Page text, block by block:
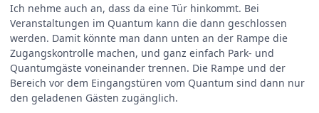
Ich nehme auch an, dass da eine Tür hinkommt. Bei
Veranstaltungen im Quantum kann die dann geschlossen
werden. Damit könnte man dann unten an der Rampe die
Zugangskontrolle machen, und ganz einfach Park- und
Quantumgäste voneinander trennen. Die Rampe und der
Bereich vor dem Eingangstüren vom Quantum sind dann nur
den geladenen Gästen zugänglich.